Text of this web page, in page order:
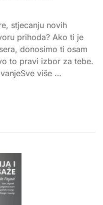
stjecanju novih
prihoda? Ako ti je
donosimo ti osam
to pravi izbor za tebe.
više …